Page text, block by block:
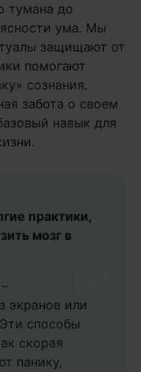
тумана до
ума. Мы
защищают от
помогают
сознания.
забота о своем
навык для
практики,
мозг в
экранов или
способы
скорая
панику,